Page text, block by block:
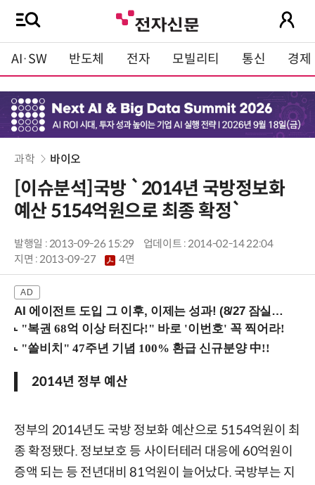
AI·SW 반도체 전자 모빌리티 통신 경제
과학 바이오
[이슈분석]국방 `2014년 국방정보화
예산 5154억원으로 최종 확정`
발행일 : 2013-09-26 15:29
업데이트 : 2014-02-14 22:04
지면 :2013-09-27 4면
AI 에이전트 도입 그 이후, 이제는 성과! (8/27 잠실역)
2014년 정부 예산
정부의 2014년도 국방 정보화 예산으로 5154억원이 최
종 확정됐다. 정보보호 등 사이터테러 대응에 60억원이
증액 되는 등 전년대비 81억원이 늘어났다. 국방부는 지